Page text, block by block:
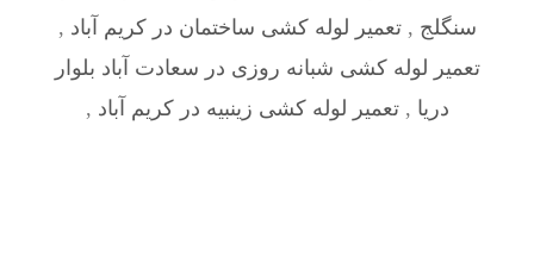
سنگلج ,تعمیر لوله کشی ساختمان در کریم آباد ,
تعمیر لوله کشی شبانه روزی در سعادت آباد بلوار
دریا ,تعمیر لوله کشی زینبیه در کریم آباد ,